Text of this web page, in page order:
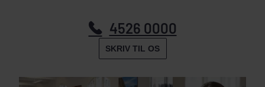
4526 0000
SKRIV TIL OS